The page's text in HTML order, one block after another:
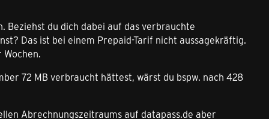
Beziehst du dich dabei auf das verbrauchte
Das ist bei einem Prepaid-Tarif nicht aussagekräftig.
72 MB verbraucht hättest, wärst du bspw. nach 428
Abrechnungszeitraums auf datapass.de aber